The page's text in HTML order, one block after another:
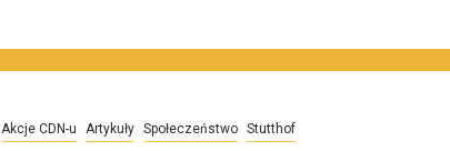
Akcje CDN-u Artykuły Społeczeństwo Stutthof